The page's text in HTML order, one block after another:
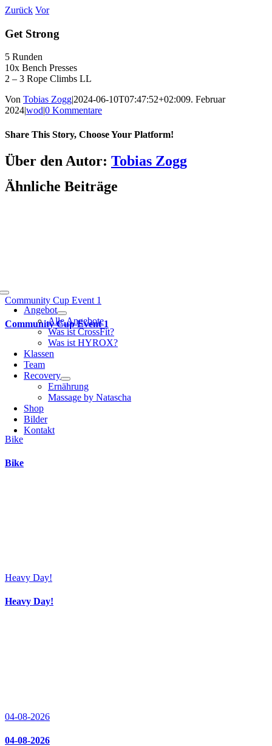
Zum
springen
Toggle
NavigationAngebot
Alle Angebote
Was ist CrossFit?
Was ist HYROX?
Klassen
Team
Recovery
Ernährung
Massage by Natascha
Shop
Bilder
Kontakt
Zurück Vor
Get Strong
5 Runden
10x Bench Presses
2 – 3 Rope Climbs LL
Von Tobias Zogg|2024-06-10T07:47:52+02:009. Februar
2024|wod|0 Kommentare
Share This Story, Choose Your Platform!
Facebook
LinkedIn
WhatsApp
Telegram
Tumblr
Pinterest
Vk
Xing
E-
Mail
Über den Autor: Tobias Zogg
Ähnliche Beiträge
Community Cup Event 1
Community Cup Event 1
Bike
Bike
Heavy Day!
Heavy Day!
04-08-2026
04-08-2026